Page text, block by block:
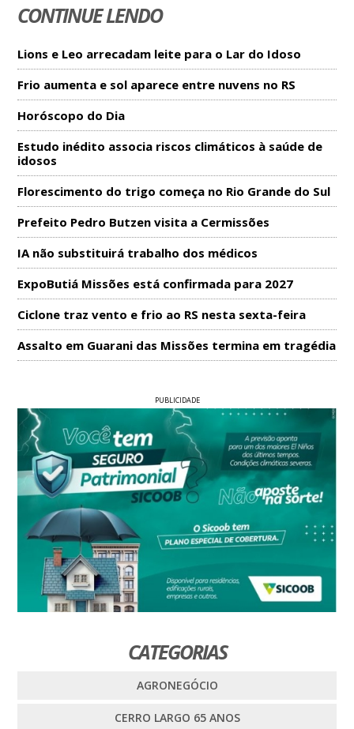
CONTINUE LENDO
Lions e Leo arrecadam leite para o Lar do Idoso
Frio aumenta e sol aparece entre nuvens no RS
Horóscopo do Dia
Estudo inédito associa riscos climáticos à saúde de
idosos
Florescimento do trigo começa no Rio Grande do Sul
Prefeito Pedro Butzen visita a Cermissões
IA não substituirá trabalho dos médicos
ExpoButiá Missões está confirmada para 2027
Ciclone traz vento e frio ao RS nesta sexta-feira
Assalto em Guarani das Missões termina em tragédia
PUBLICIDADE
CATEGORIAS
AGRONEGÓCIO
CERRO LARGO 65 ANOS